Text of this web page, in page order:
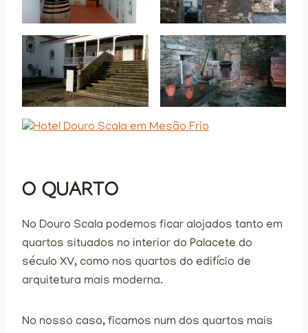
O QUARTO
No Douro Scala podemos ficar alojados tanto em
quartos situados no interior do Palacete do
século XV, como nos quartos do edifício de
arquitetura mais moderna.
No nosso caso, ficamos num dos quartos mais